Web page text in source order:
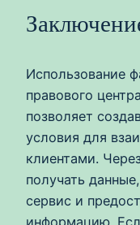
Использование
правового
позволяет
условия для
клиентами.
получать
сервис и